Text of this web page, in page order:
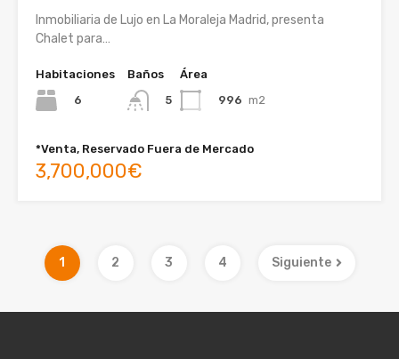
Inmobiliaria de Lujo en La Moraleja Madrid, presenta
Chalet para…
Habitaciones
6
Baños
5
Área
996 m2
*Venta, Reservado Fuera de Mercado
3,700,000€
1 2 3 4 Siguiente